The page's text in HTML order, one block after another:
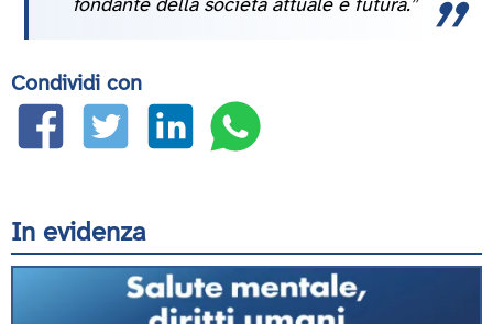
fondante della società attuale e futura.”
Condividi con
In evidenza